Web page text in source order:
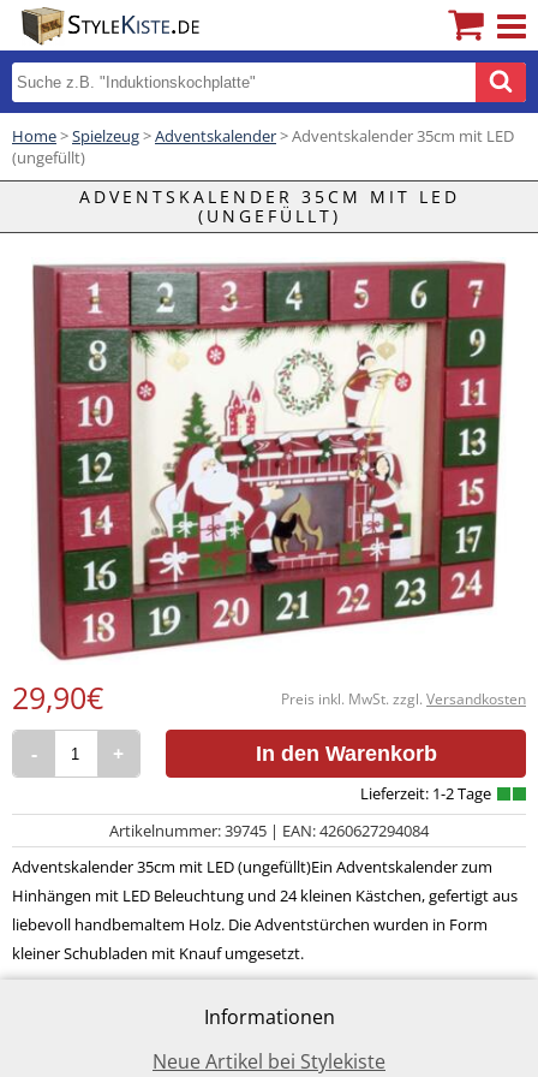
Home>Spielzeug>Adventskalender> Adventskalender 35cm mit LED
(ungefüllt)
ADVENTSKALENDER 35CM MIT LED
(UNGEFÜLLT)
Preis inkl. MwSt. zzgl. Versandkosten
29,90€
- + In den Warenkorb
Artikelnummer: 39745 | EAN: 4260627294084
Adventskalender 35cm mit LED (ungefüllt)Ein Adventskalender zum
Hinhängen mit LED Beleuchtung und 24 kleinen Kästchen, gefertigt aus
liebevoll handbemaltem Holz. Die Adventstürchen wurden in Form
kleiner Schubladen mit Knauf umgesetzt.
Informationen
Neue Artikel bei Stylekiste